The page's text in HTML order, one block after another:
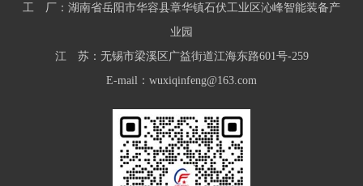
工 厂：湖南省岳阳市华容县章华镇石伏工业区沁峰智能装备产
业园
江 苏：无锡市梁溪区广益街道江海东路601号-259
E-mail：wuxiqinfeng@163.com